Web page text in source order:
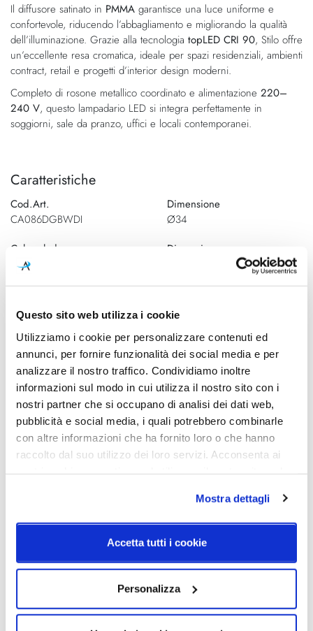
Questo sito web utilizza i cookie
Utilizziamo i cookie per personalizzare contenuti ed
annunci, per fornire funzionalità dei social media e per
analizzare il nostro traffico. Condividiamo inoltre
informazioni sul modo in cui utilizza il nostro sito con i
nostri partner che si occupano di analisi dei dati web,
pubblicità e social media, i quali potrebbero combinarle
con altre informazioni che ha fornito loro o che hanno
raccolto dal suo utilizzo dei loro servizi. Acconsenta ai
Mostra dettagli
Accetta tutti i cookie
Personalizza
Il diffusore satinato in PMMA garantisce una luce uniforme e
confortevole, riducendo l’abbagliamento e migliorando la qualità
dell’illuminazione. Grazie alla tecnologia topLED CRI 90, Stilo offre
un’eccellente resa cromatica, ideale per spazi residenziali, ambienti
contract, retail e progetti d’interior design moderni.
Completo di rosone metallico coordinato e alimentazione 220–
240 V, questo lampadario LED si integra perfettamente in
soggiorni, sale da pranzo, uffici e locali contemporanei.
Caratteristiche
Cod.Art.
CA086DGBWDI
Dimensione
Ø34
Colore led
3000K
Dimensione
Dimensione Ø35 - H. 422mm -
477mm - H. max
527mm - H. max 2500mm
Sorgente luminosa
Led integrato
Potenza e attacco
Dimensione Ø35 topLED CRI
90 | 220-240 V13 W DC - 15
W
ACDimensione Ø54 topLED
CRI 90 | 220-240 V21 W DC -
24 W
ACDimensione Ø74 topLED
CRI 90 | 220-240 V32 W DC
Classe energetica